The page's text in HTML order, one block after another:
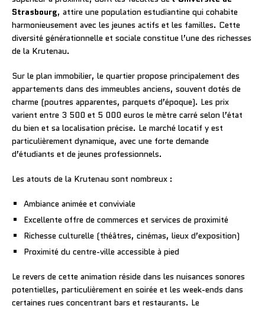
Strasbourg, attire une population estudiantine qui cohabite
harmonieusement avec les jeunes actifs et les familles. Cette
diversité générationnelle et sociale constitue l’une des richesses
de la Krutenau.
Sur le plan immobilier, le quartier propose principalement des
appartements dans des immeubles anciens, souvent dotés de
charme (poutres apparentes, parquets d’époque). Les prix
varient entre 3 500 et 5 000 euros le mètre carré selon l’état
du bien et sa localisation précise. Le marché locatif y est
particulièrement dynamique, avec une forte demande
d’étudiants et de jeunes professionnels.
Les atouts de la Krutenau sont nombreux :
Ambiance animée et conviviale
Excellente offre de commerces et services de proximité
Richesse culturelle (théâtres, cinémas, lieux d’exposition)
Proximité du centre-ville accessible à pied
Le revers de cette animation réside dans les nuisances sonores
potentielles, particulièrement en soirée et les week-ends dans
certaines rues concentrant bars et restaurants. Le